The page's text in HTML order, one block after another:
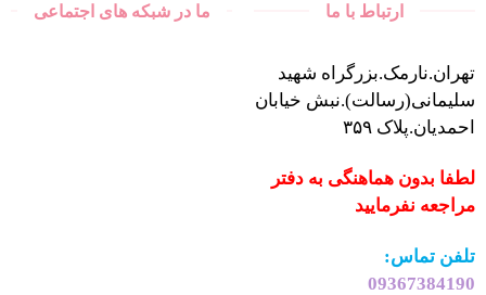
ارتباط با ما
تهران.نارمک.بزرگراه شهید
سلیمانی(رسالت).نبش خیابان
احمدیان.پلاک ۳۵۹
لطفا بدون هماهنگی به دفتر
مراجعه نفرمایید
تلفن تماس:
09367384190
ما در شبکه های اجتماعی